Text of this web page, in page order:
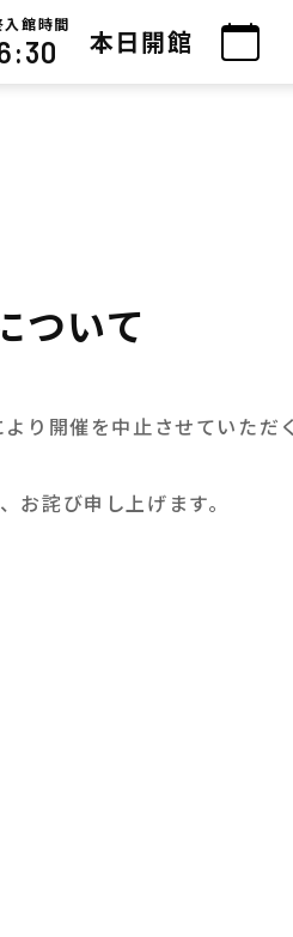
入館時間
本日開館
ついて
り開催を中止させていただ
詫び申し上げます。